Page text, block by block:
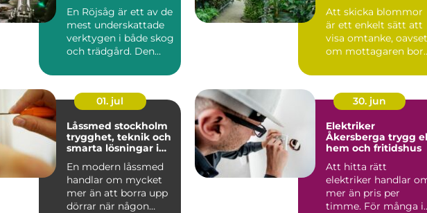
En Röjsåg är ett av de
mest underskattade
verktygen i både skog
och trädgård. Den
Att skicka blommor
är ett enkelt sätt att
visa omtanke,
om mottagaren bor
01. jul
Låssmed stockholm
trygghet, teknik och
smarta lösningar i
En modern låssmed
handlar om mycket
mer än att borra upp
dörrar när någon
30. jun
Elektriker
Åkersberga trygg el i
hem och fritidshus
Att hitta rätt
elektriker handlar
mer än pris per
timme. För många i